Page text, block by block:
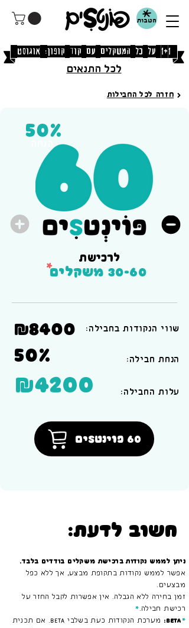
הטבות
[1+1 על כל המשקלים עם קוד קופון: אוגוסט] לכל התנאים
חזרה לכל החבילות
30-60 משקלים
לרכישת
*
50%
₪4200 :עלות החבילה
50% הנחת חבילה:
₪8400 שווי הנקודות בחבילה:
60 פוינטSים
חשוב לדעת:
ניתן לממש נקודות ברכישת משקלים בודדים בלבד.
אפשר לממש נקודות בתקופת מבצע, אך ללא כפל
מבצעים.
זמן בחירה ללא הגבלה. אין אפשרות לקבל החזר על
רכישת חבילה.*
*
BETA:
מערכת הנקודות כעת בשלבי BETA. אם תכנית